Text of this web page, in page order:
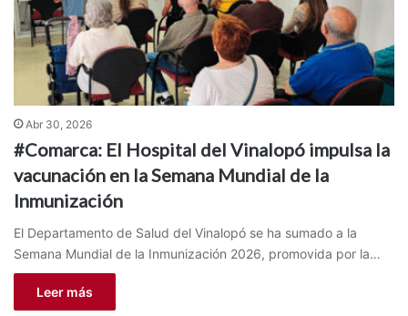
Abr 30, 2026
#Comarca: El Hospital del Vinalopó impulsa la
vacunación en la Semana Mundial de la
Inmunización
El Departamento de Salud del Vinalopó se ha sumado a la
Semana Mundial de la Inmunización 2026, promovida por la…
Leer más